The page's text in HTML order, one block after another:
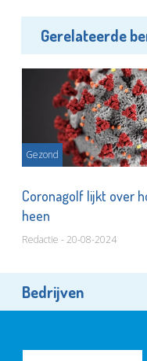
Gerelateerde
Gezond
Coronagolf lijkt over
heen
Redactie - 20-08-2024
Bedrijven